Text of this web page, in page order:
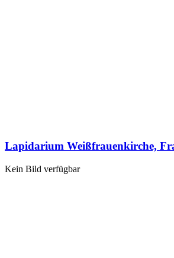
Lapidarium Weißfrauenkirche,
Kein Bild verfügbar